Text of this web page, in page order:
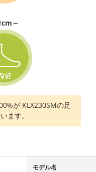
～
が KLX230SMの足
ます。
モデル名